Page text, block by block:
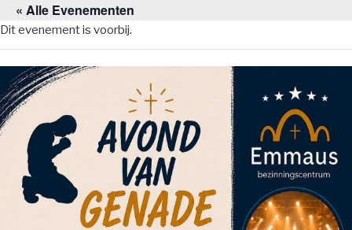
Naar
de
inhoud
springen
« Alle Evenementen
Dit evenement is voorbij.